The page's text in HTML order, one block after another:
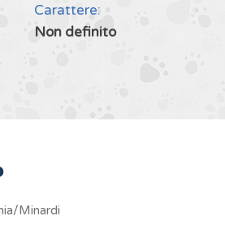
Carattere:
Non definito
Minardi